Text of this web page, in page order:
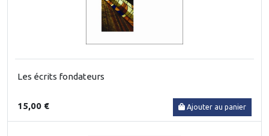
Les écrits fondateurs
15,00 € Ajouter au panier